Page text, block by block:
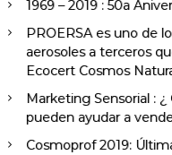
1969 – 2019 : 50a
PROERSA es uno de
aerosoles a terceros
Ecocert Cosmos
Marketing Sensorial :
pueden ayudar a
Cosmoprof 2019: